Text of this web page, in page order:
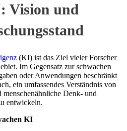
Vision und
(KI) ist das Ziel vieler Forscher
Im Gegensatz zur schwachen
oder Anwendungen beschränkt
ein umfassendes Verständnis von
Denk- und
entwickeln.
KI